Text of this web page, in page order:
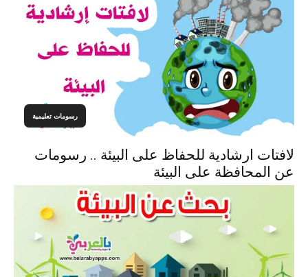
رسومات تعليمية
لافتات ارشادية للحفاظ على البيئة .. رسومات
عن المحافظة على البيئة